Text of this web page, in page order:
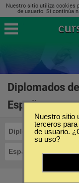
Nuestro sitio utiliza cookies
de usuario. Si continúa
Diplomados
España
Diplomados
Español para
Nuestro sitio
terceros
de usuario.
su uso?